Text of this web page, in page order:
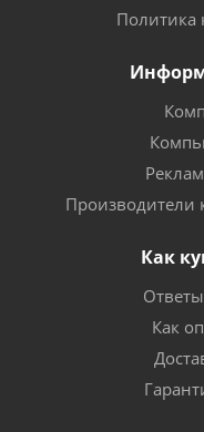
Политика
Производители
Как
Как